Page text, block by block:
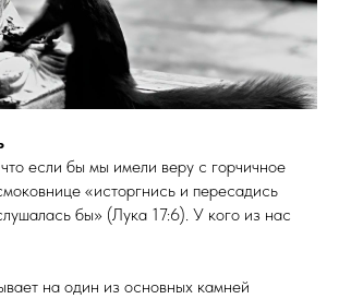
если бы мы имели веру с горчичное
«исторгнись и пересадись
бы» (Лука 17:6). У кого из нас
на один из основных камней